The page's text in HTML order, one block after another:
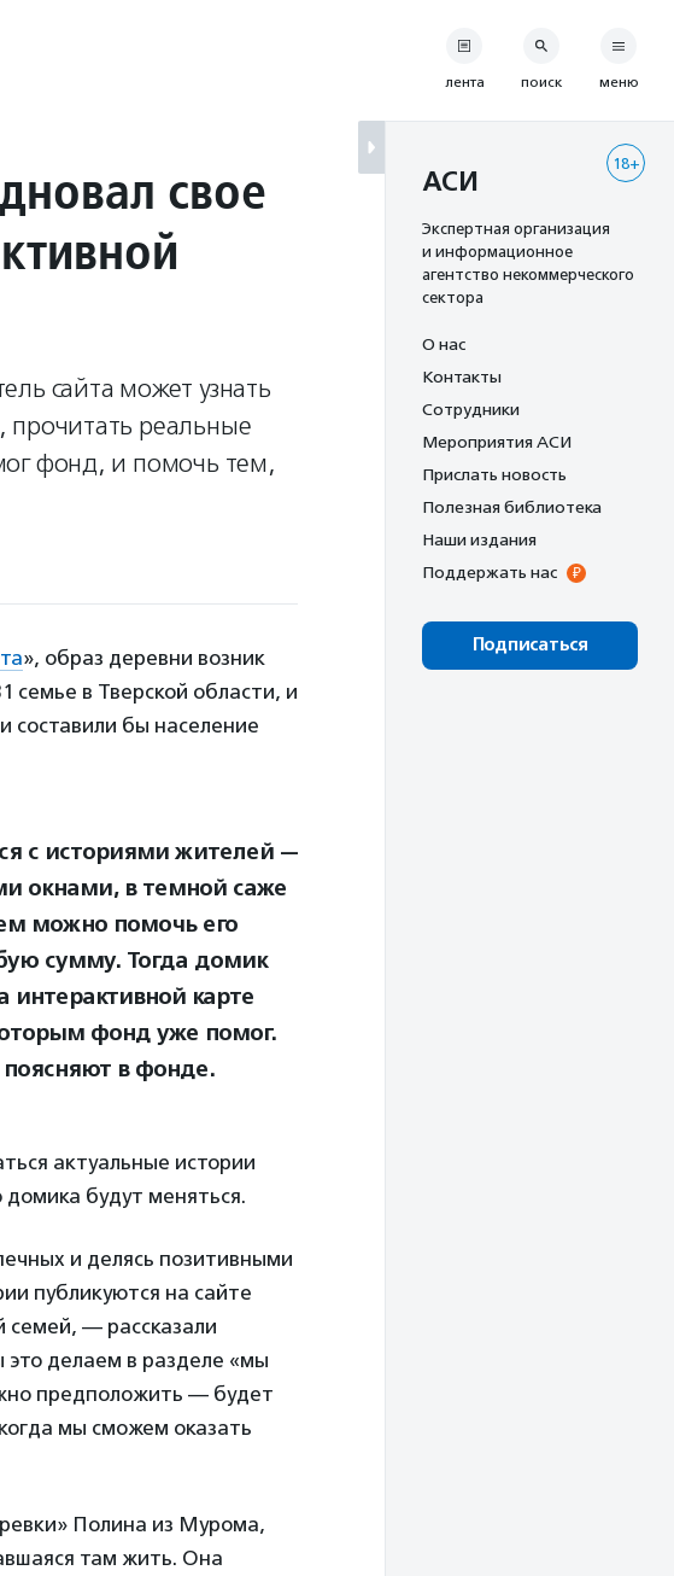
свое
сайта может узнать
прочитать реальные
фонд, и помочь тем,
», образ деревни возник
семье в Тверской области, и
составили бы население
с историями жителей —
окнами, в темной саже
можно помочь его
сумму. Тогда домик
интерактивной карте
фонд уже помог.
в фонде.
актуальные истории
будут меняться.
и делясь позитивными
публикуются на сайте
семей, — рассказали
делаем в разделе «мы
предположить — будет
мы сможем оказать
Полина из Мурома,
там жить. Она
лента поиск меню
18+
АСИ
Экспертная организация
и информационное
агентство некоммерческого
сектора
О нас
Контакты
Сотрудники
Мероприятия АСИ
Прислать новость
Полезная библиотека
Наши издания
Поддержать нас
Подписаться